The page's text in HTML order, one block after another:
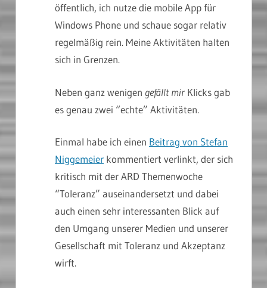
öffentlich, ich nutze die mobile App für
Windows Phone und schaue sogar relativ
regelmäßig rein. Meine Aktivitäten halten
sich in Grenzen.
Neben ganz wenigen gefällt mir Klicks gab
es genau zwei “echte” Aktivitäten.
Einmal habe ich einen Beitrag von Stefan
Niggemeier kommentiert verlinkt, der sich
kritisch mit der ARD Themenwoche
“Toleranz” auseinandersetzt und dabei
auch einen sehr interessanten Blick auf
den Umgang unserer Medien und unserer
Gesellschaft mit Toleranz und Akzeptanz
wirft.